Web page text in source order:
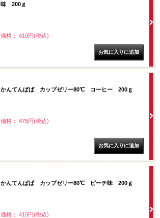
味 200ｇ
価格： 410円(税込)
かんてんぱぱ カップゼリー80℃ コーヒー 200ｇ
価格： 475円(税込)
かんてんぱぱ カップゼリー80℃ ピーチ味 200ｇ
価格： 410円(税込)